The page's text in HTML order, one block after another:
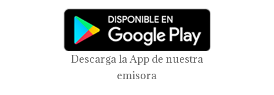
Descarga la App de nuestra
emisora